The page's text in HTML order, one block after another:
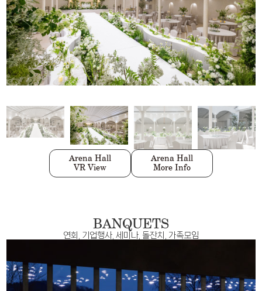
Arena Hall
VR View
Arena Hall
More Info
Divine Garden
VR View
Divine Garden
More Info
Divine Hall
VR View
Divine Hall
More Info
Scret Garden
VR View
Scret Garden
More Info
BANQUETS
연회, 기업행사, 세미나, 돌잔치, 가족모임